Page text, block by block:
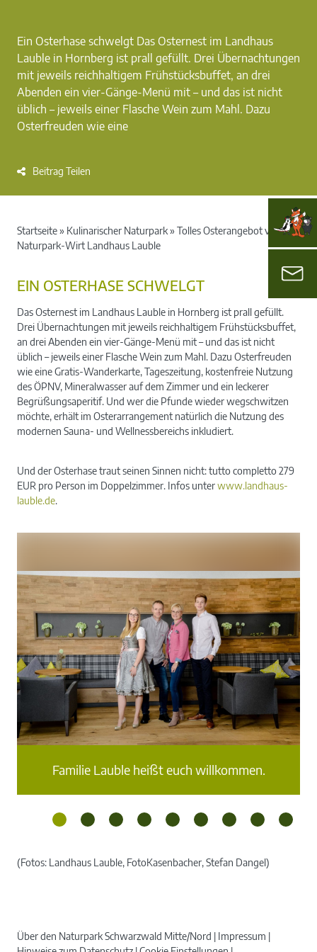
Ein Osterhase schwelgt Das Osternest im Landhaus
Lauble in Hornberg ist prall gefüllt. Drei Übernachtungen
mit jeweils reichhaltigem Frühstücksbuffet, an drei
Abenden ein vier-Gänge-Menü mit – und das ist nicht
üblich – jeweils einer Flasche Wein zum Mahl. Dazu
Osterfreuden wie eine
Beitrag Teilen
Startseite» Kulinarischer Naturpark» Tolles Osterangebot vom
Naturpark-Wirt Landhaus Lauble
EIN OSTERHASE SCHWELGT
Das Osternest im Landhaus Lauble in Hornberg ist prall gefüllt.
Drei Übernachtungen mit jeweils reichhaltigem Frühstücksbuffet,
an drei Abenden ein vier-Gänge-Menü mit – und das ist nicht
üblich – jeweils einer Flasche Wein zum Mahl. Dazu Osterfreuden
wie eine Gratis-Wanderkarte, Tageszeitung, kostenfreie Nutzung
des ÖPNV, Mineralwasser auf dem Zimmer und ein leckerer
Begrüßungsaperitif. Und wer die Pfunde wieder wegschwitzen
möchte, erhält im Osterarrangement natürlich die Nutzung des
modernen Sauna- und Wellnessbereichs inkludiert.
Und der Osterhase traut seinen Sinnen nicht: tutto completto 279
EUR pro Person im Doppelzimmer. Infos unterwww.landhaus-
lauble.de.
Familie Lauble heißt euch willkommen.
(Fotos: Landhaus Lauble, FotoKasenbacher, Stefan Dangel)
Über den Naturpark Schwarzwald Mitte/Nord
Impressum